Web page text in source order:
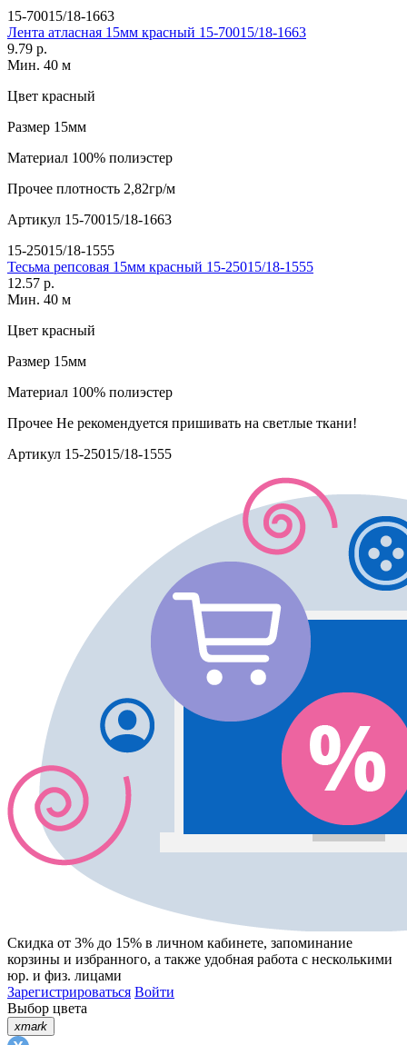
15-70015/18-1663
Лента атласная 15мм красный 15-70015/18-1663
9.79 р.
Мин. 40 м
Цвет красный
Размер 15мм
Материал 100% полиэстер
Прочее плотность 2,82гр/м
Артикул 15-70015/18-1663
15-25015/18-1555
Тесьма репсовая 15мм красный 15-25015/18-1555
12.57 р.
Мин. 40 м
Цвет красный
Размер 15мм
Материал 100% полиэстер
Прочее Не рекомендуется пришивать на светлые ткани!
Артикул 15-25015/18-1555
Скидка от 3% до 15% в личном кабинете, запоминание
корзины и избранного, а также удобная работа с несколькими
юр. и физ. лицами
Зарегистрироваться Войти
Выбор цвета
xmark